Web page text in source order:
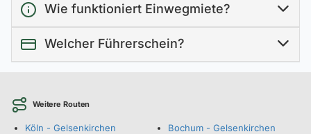
Wie funktioniert Einwegmiete?
Welcher Führerschein?
Weitere Routen
Köln - Gelsenkirchen
Bochum - Gelsenkirchen